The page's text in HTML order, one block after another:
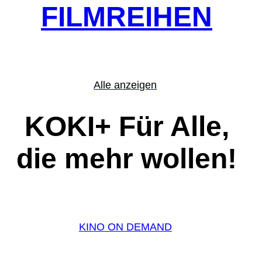
FILMREIHEN
Alle anzeigen
KOKI+ Für Alle,
die mehr wollen!
KINO ON DEMAND